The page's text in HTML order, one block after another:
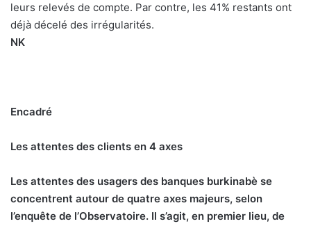
leurs relevés de compte. Par contre, les 41% restants ont
déjà décelé des irrégularités.
NK
Encadré
Les attentes des clients en 4 axes
Les attentes des usagers des banques burkinabè se
concentrent autour de quatre axes majeurs, selon
l’enquête de l’Observatoire. Il s’agit, en premier lieu, de